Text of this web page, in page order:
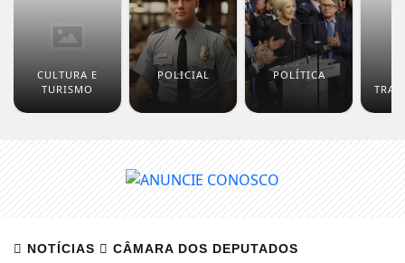
CULTURA E
TURISMO
POLICIAL POLÍTICA
NOTÍCIAS CÂMARA DOS DEPUTADOS